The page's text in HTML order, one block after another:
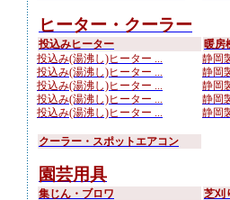
ヒーター・クーラー
投込みヒーター
投込み(湯沸し)ヒーター ...
投込み(湯沸し)ヒーター ...
投込み(湯沸し)ヒーター ...
投込み(湯沸し)ヒーター ...
投込み(湯沸し)ヒーター ...
暖房
静岡
静岡
静岡
静岡
静岡
クーラー・スポットエアコン
園芸用具
集じん・ブロワ
芝刈